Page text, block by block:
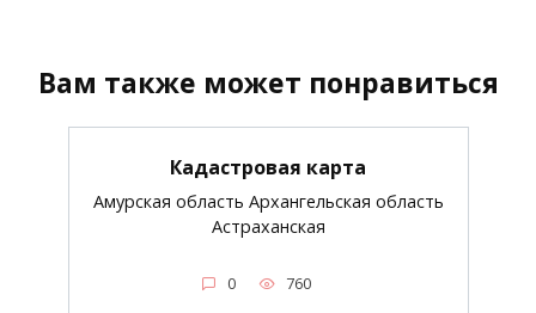
Вам также может понравиться
Кадастровая карта
Амурская область Архангельская область
Астраханская
0 760